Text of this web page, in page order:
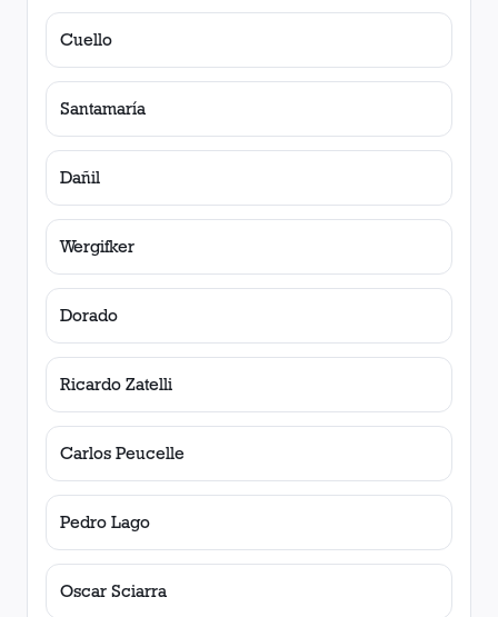
Cuello
Santamaría
Dañil
Wergifker
Dorado
Ricardo Zatelli
Carlos Peucelle
Pedro Lago
Oscar Sciarra